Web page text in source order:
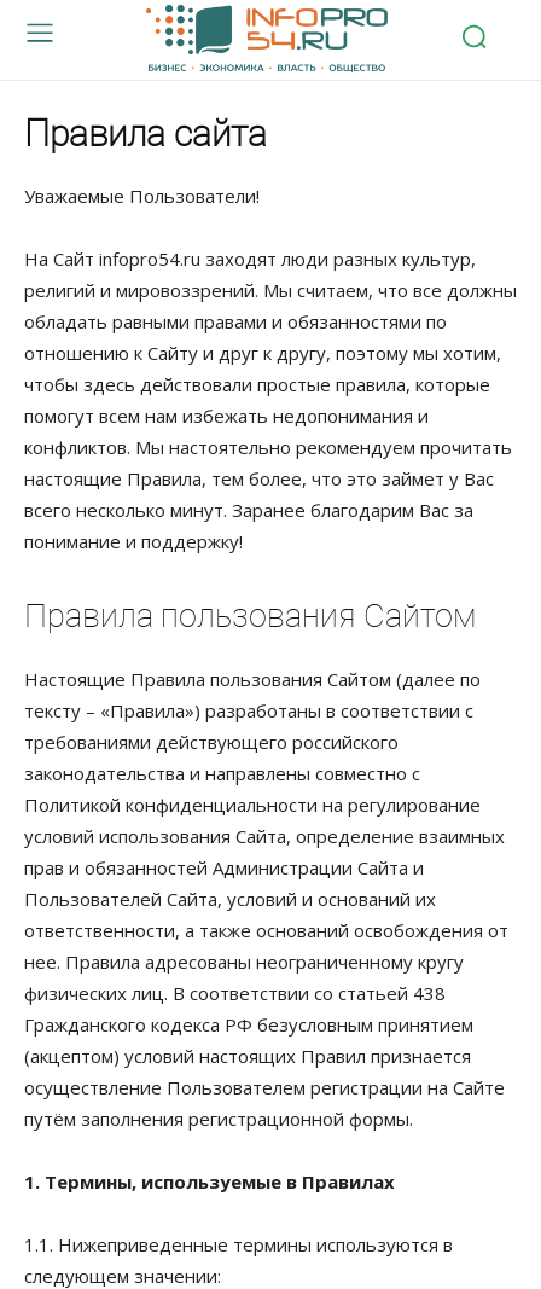
Правила сайта
Уважаемые Пользователи!
На Cайт infoprо54.ru заходят люди разных культур,
религий и мировоззрений. Мы считаем, что все должны
обладать равными правами и обязанностями по
отношению к Cайту и друг к другу, поэтому мы хотим,
чтобы здесь действовали простые правила, которые
помогут всем нам избежать недопонимания и
конфликтов. Мы настоятельно рекомендуем прочитать
настоящие Правила, тем более, что это займет у Вас
всего несколько минут. Заранее благодарим Вас за
понимание и поддержку!
Правила пользования Сайтом
Настоящие Правила пользования Сайтом (далее по
тексту – «Правила») разработаны в соответствии с
требованиями действующего российского
законодательства и направлены совместно с
Политикой конфиденциальности на регулирование
условий использования Сайта, определение взаимных
прав и обязанностей Администрации Сайта и
Пользователей Сайта, условий и оснований их
ответственности, а также оснований освобождения от
нее. Правила адресованы неограниченному кругу
физических лиц. В соответствии со статьей 438
Гражданского кодекса РФ безусловным принятием
(акцептом) условий настоящих Правил признается
осуществление Пользователем регистрации на Сайте
путём заполнения регистрационной формы.
1. Термины, используемые в Правилах
1.1. Нижеприведенные термины используются в
следующем значении: